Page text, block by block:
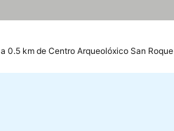
a 0.5 km de Centro Arqueolóxico San Roque